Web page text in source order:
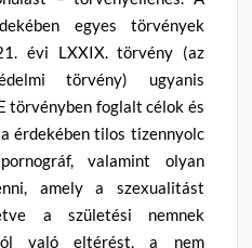
egyes törvények
évi LXXIX. törvény (az
törvény) ugyanis
törvényben foglalt célok és
érdekében tilos tizennyolc
valamint olyan
amely a szexualitást
a születési nemnek
való eltérést, a nem